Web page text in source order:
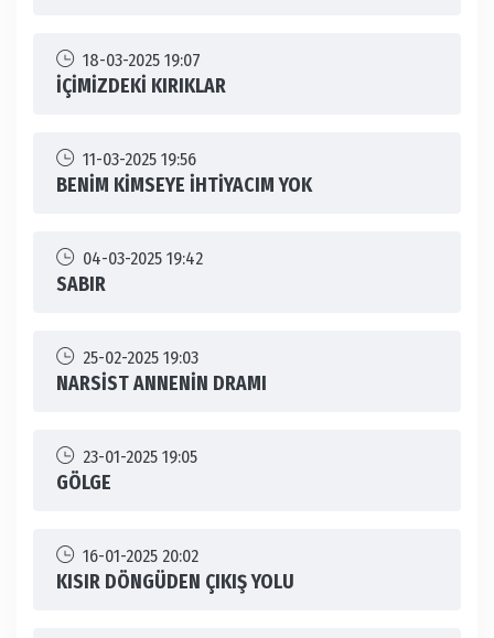
18-03-2025 19:07
İÇİMİZDEKİ KIRIKLAR
11-03-2025 19:56
BENİM KİMSEYE İHTİYACIM YOK
04-03-2025 19:42
SABIR
25-02-2025 19:03
NARSİST ANNENİN DRAMI
23-01-2025 19:05
GÖLGE
16-01-2025 20:02
KISIR DÖNGÜDEN ÇIKIŞ YOLU